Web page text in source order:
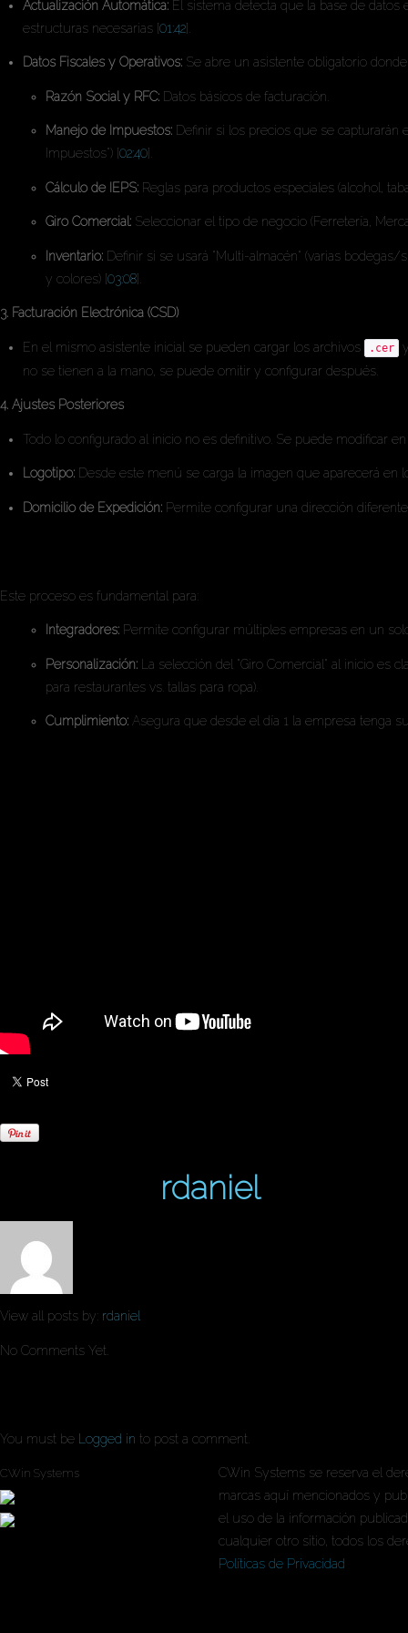
Actualización Automática: El sistema detecta que la base de datos
estructuras necesarias [ 01:42
Datos Fiscales y Operativos: Se abre un asistente obligatorio
Razón Social y RFC: Datos básicos de facturación.
Manejo de Impuestos: Definir si los precios que se capturarán
Impuestos") [ 02:40 ].
Cálculo de IEPS: Reglas para productos especiales (alcohol,
Giro Comercial: Seleccionar el tipo de negocio (Ferretería,
Inventario: Definir si se usará "Multi-almacén" (varias
y colores) [ 03:08
3. Facturación Electrónica (CSD)
En el mismo asistente inicial se pueden cargar los archivos .cer
no se tienen a la mano, se puede omitir y configurar después.
4. Ajustes Posteriores
Todo lo configurado al inicio no es definitivo. Se puede modificar
Logotipo: Desde este menú se carga la imagen que aparecerá en
Domicilio de Expedición: Permite configurar una dirección
Este proceso es fundamental para:
Integradores: Permite configurar múltiples empresas en un
Personalización: La selección del "Giro Comercial" al inicio es
para restaurantes vs. tallas para ropa).
Cumplimiento: Asegura que desde el día 1 la empresa tenga
rdaniel
View all posts by: rdaniel
No Comments Yet.
You must be Logged in to post a comment.
CWin Systems
CWin Systems se reserva el
marcas aquí mencionados y
el uso de la información
cualquier otro sitio, todos los
Políticas de Privacidad